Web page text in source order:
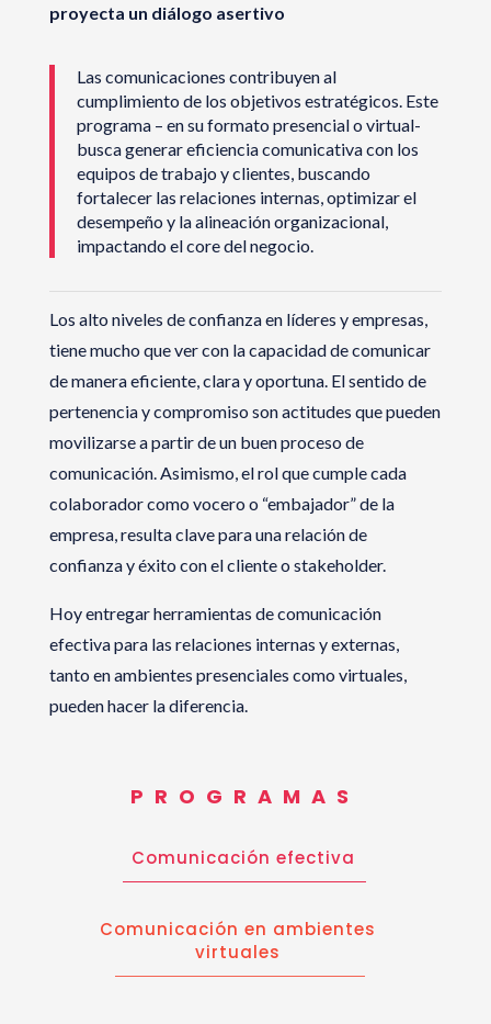
proyecta un diálogo asertivo
Las comunicaciones contribuyen al
cumplimiento de los objetivos estratégicos. Este
programa – en su formato presencial o virtual-
busca generar eficiencia comunicativa con los
equipos de trabajo y clientes, buscando
fortalecer las relaciones internas, optimizar el
desempeño y la alineación organizacional,
impactando el core del negocio.
Los alto niveles de confianza en líderes y empresas,
tiene mucho que ver con la capacidad de comunicar
de manera eficiente, clara y oportuna. El sentido de
pertenencia y compromiso son actitudes que pueden
movilizarse a partir de un buen proceso de
comunicación. Asimismo, el rol que cumple cada
colaborador como vocero o “embajador” de la
empresa, resulta clave para una relación de
confianza y éxito con el cliente o stakeholder.
Hoy entregar herramientas de comunicación
efectiva para las relaciones internas y externas,
tanto en ambientes presenciales como virtuales,
pueden hacer la diferencia.
PROGRAMAS
Comunicación efectiva
Comunicación en ambientes
virtuales